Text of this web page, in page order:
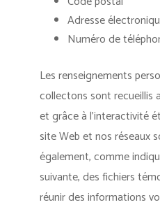
Adresse
Numéro de
Les renseignements
collectons sont recueillis
et grâce à l’interactivité
site Web et nos réseaux
également, comme
suivante, des fichiers
réunir des informations